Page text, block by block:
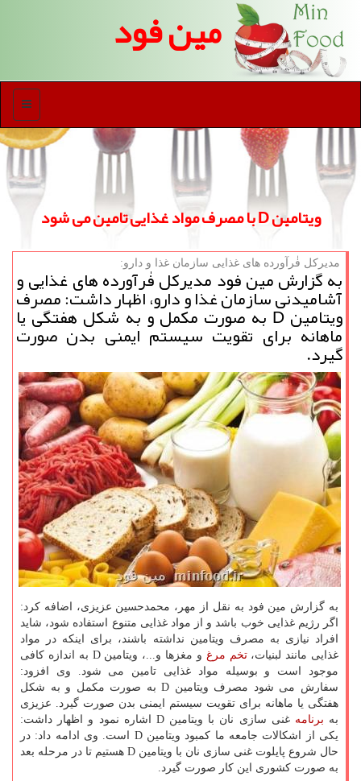
مین فود
منو
ویتامین D با مصرف مواد غذایی تامین می شود
مدیركل فٰرآورده های غذایی سازمان غذا و دارو:
به گزارش مین فود مدیرکل فٰرآورده های غذایی و
آشامیدنی سازمان غذا و دارو، اظهار داشت: مصرف
ویتامین D به صورت مکمل و به شکل هفتگی یا
ماهانه برای تقویت سیستم ایمنی بدن صورت
گیرد.
به گزارش مین فود به نقل از مهر، محمدحسین عزیزی، اضافه کرد:
اگر رژیم غذایی خوب باشد و از مواد غذایی متنوع استفاده شود، شاید
افراد نیازی به مصرف ویتامین نداشته باشند، برای اینکه در مواد
غذایی مانند لبنیات،تخم مرغ
و مغزها و...، ویتامین D به اندازه کافی
موجود است و بوسیله مواد غذایی تامین می شود. وی افزود:
سفارش می شود مصرف ویتامین D به صورت مکمل و به شکل
هفتگی یا ماهانه برای تقویت سیستم ایمنی بدن صورت گیرد. عزیزی
به برنامه
غنی سازی نان با ویتامین D اشاره نمود و اظهار داشت:
یکی از اشکالات جامعه ما کمبود ویتامین D است. وی ادامه داد: در
حال شروع پایلوت غنی سازی نان با ویتامین D هستیم تا در مرحله بعد
به صورت کشوری این کار صورت گیرد.